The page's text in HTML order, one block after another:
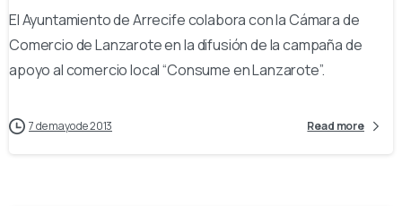
El Ayuntamiento de Arrecife colabora con la Cámara de
Comercio de Lanzarote en la difusión de la campaña de
apoyo al comercio local “Consume en Lanzarote”.
7 de mayo de 2013 Read more